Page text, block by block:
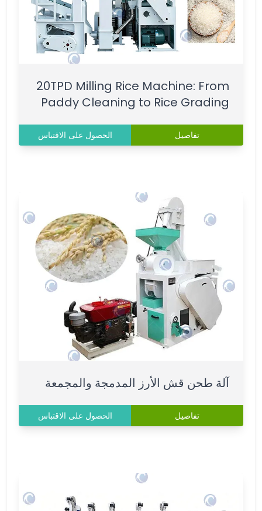
20TPD Milling Rice Machine: From
Paddy Cleaning to Rice Grading
تفاصيل الحصول على الاقتباس
آلة طحن قش الأرز المدمجة والمجمعة
تفاصيل الحصول على الاقتباس